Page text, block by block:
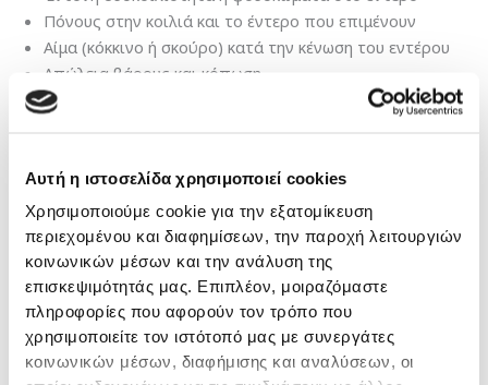
Αυτή η ιστοσελίδα χρησιμοποιεί cookies
Χρησιμοποιούμε cookie για την εξατομίκευση
περιεχομένου και διαφημίσεων, την παροχή λειτουργιών
κοινωνικών μέσων και την ανάλυση της
επισκεψιμότητάς μας. Επιπλέον, μοιραζόμαστε
πληροφορίες που αφορούν τον τρόπο που
χρησιμοποιείτε τον ιστότοπό μας με συνεργάτες
κοινωνικών μέσων, διαφήμισης και αναλύσεων, οι
Πόνους στην κοιλιά και το έντερο που επιμένουν
Αίμα (κόκκινο ή σκούρο) κατά την κένωση του εντέρου
Απώλεια βάρους και κόπωση
Ιστορικό καρκίνου σε συγγενείς σας
Έντονη διάρροια και αδυναμία
τότε σίγουρα χρειάζεστε ιατρική συμβουλήαπό
ειδικούς και κατάλληλη αντιμετώπιση. Το
πρότυποΚέντρο Παχέος Εντέρου & Πρωκτού
Κλινική ΓΕΝΕΣΙΣ συνεργάζεται με τους καλύτερους
ειδικούς ιατρούςστον τομέα τους (Γαστρεντερολόγους,
Ειδικούς Χειρουργούς εντέρου, Ακτινολόγους,